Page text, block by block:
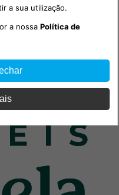
a sua utilização.
a nossaPolítica de